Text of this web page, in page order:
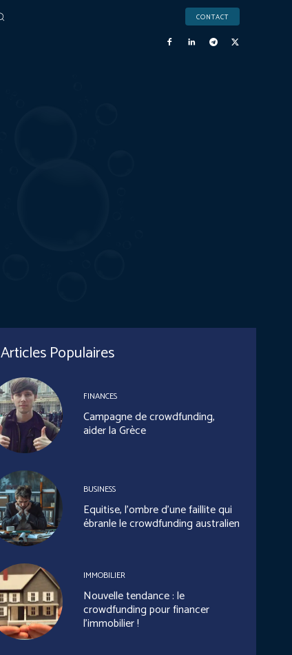
CONTACT
Articles Populaires
FINANCES
Campagne de crowdfunding,
aider la Grèce
BUSINESS
Equitise, l’ombre d’une faillite qui
ébranle le crowdfunding australien
IMMOBILIER
Nouvelle tendance : le
crowdfunding pour financer
l’immobilier !